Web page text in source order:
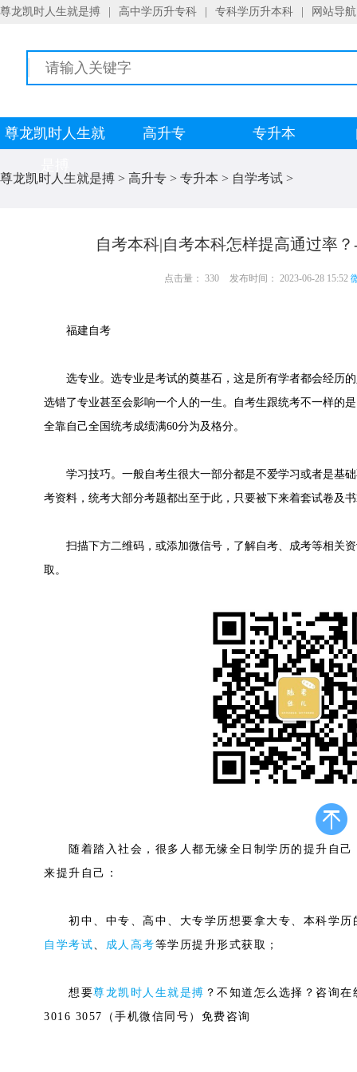
尊龙凯时人生就是搏 高中学历升专科 专科学历升本科 网站导航
尊龙凯时人生就
高升专 专升本
尊龙凯时人生就是搏 > 高升专 > 专升本 > 自学考试 >
自考本科|自考本科怎样提高通过率
点击量： 330 发布时间： 2023-06-28 15:52
福建自考
选专业。选专业是考试的奠基石，这是所有学者都会经历的
选错了专业甚至会影响一个人的一生。自考生跟统考不一样的
全靠自己全国统考成绩满60分为及格分。
学习技巧。一般自考生很大一部分都是不爱学习或者是基础
考资料，统考大部分考题都出至于此，只要被下来着套试卷及
扫描下方二维码，或添加微信号，了解自考、成考等相关资
取。
随着踏入社会，很多人都无缘全日制学历的提升自己
来提升自己：
初中、中专、高中、大专学历想要拿大专、本科学历
自学考试、 成人高考等学历提升形式获取；
想要尊龙凯时人生就是搏 ？不知道怎么选择？咨询
3016 3057（手机微信同号）免费咨询